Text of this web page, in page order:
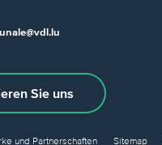
Sie uns
und Partnerschaften Sitemap